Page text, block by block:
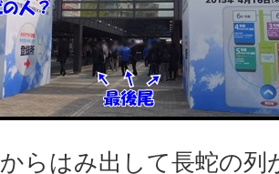
らはみ出して長蛇の列